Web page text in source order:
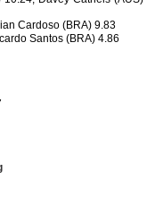
Cardoso (BRA) 9.83
Santos (BRA) 4.86